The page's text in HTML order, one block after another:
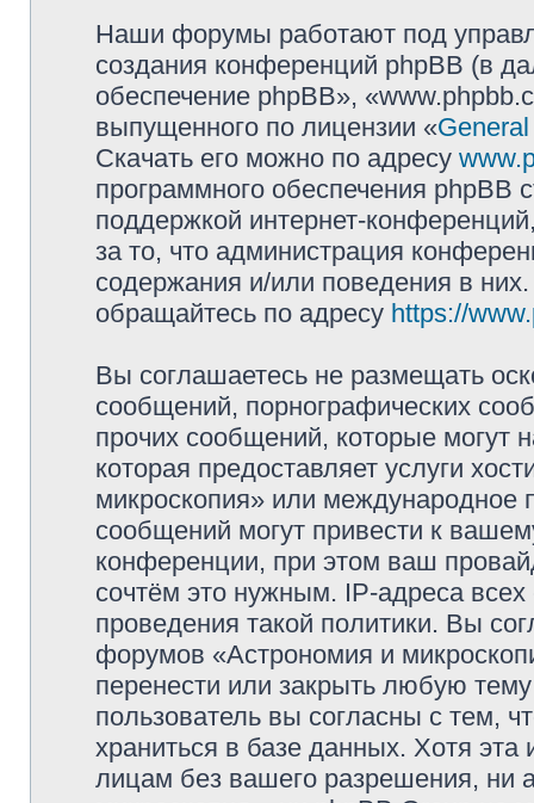
Наши форумы работают под
создания конференций phpBB (в
обеспечение phpBB»,
выпущенного по лицензии «
Скачать его можно по адресу
программного обеспечения phpBB
поддержкой интернет-
за то, что администрация
содержания и/или поведения в
обращайтесь по адресу https://
Вы соглашаетесь не размещать
сообщений, порнографических
прочих сообщений, которые могут
которая предоставляет услуги
микроскопия» или международное
сообщений могут привести к
конференции, при этом ваш
сочтём это нужным. IP-адреса
проведения такой политики. Вы
форумов «Астрономия и
перенести или закрыть любую
пользователь вы согласны с тем,
храниться в базе данных. Хотя
лицам без вашего разрешения, ни